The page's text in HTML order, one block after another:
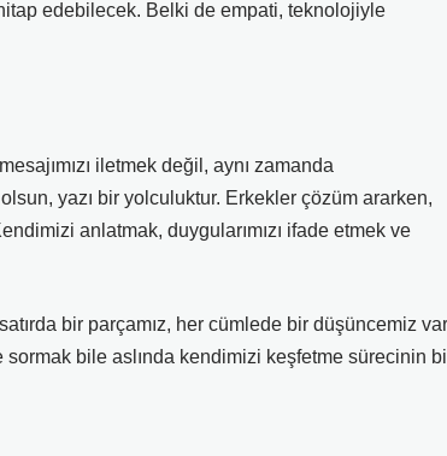
edebilecek. Belki de empati, teknolojiyle
iletmek değil, aynı zamanda
yazı bir yolculuktur. Erkekler çözüm ararken,
anlatmak, duygularımızı ifade etmek ve
bir parçamız, her cümlede bir düşüncemiz
sormak bile aslında kendimizi keşfetme sürecinin